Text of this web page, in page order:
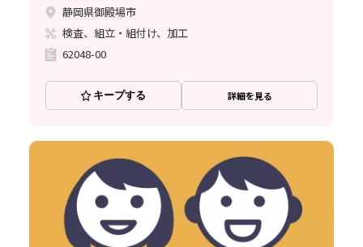
静岡県御殿場市
検査、組立・組付け、加工
62048-00
キープする 詳細を見る